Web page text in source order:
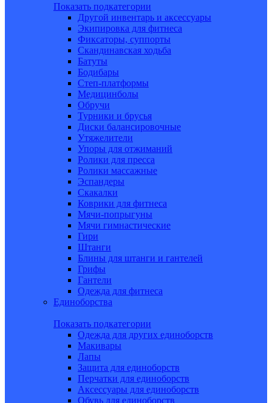
Показать подкатегории
Другой инвентарь и аксессуары
Экипировка для фитнеса
Фиксаторы, суппорты
Скандинавская ходьба
Батуты
Бодибары
Степ-платформы
Медицинболы
Обручи
Турники и брусья
Диски балансировочные
Утяжелители
Упоры для отжиманий
Ролики для пресса
Ролики массажные
Эспандеры
Скакалки
Коврики для фитнеса
Мячи-попрыгуны
Мячи гимнастические
Гири
Штанги
Блины для штанги и гантелей
Грифы
Гантели
Одежда для фитнеса
Единоборства
Показать подкатегории
Одежда для других единоборств
Макивары
Лапы
Защита для единоборств
Перчатки для единоборств
Аксессуары для единоборств
Обувь для единоборств